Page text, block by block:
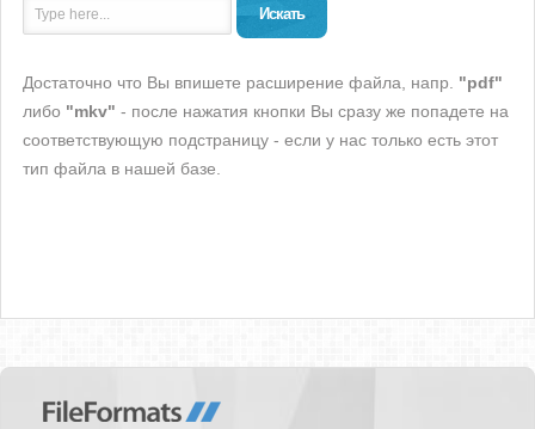
Искать
Достаточно что Вы впишете расширение файла, напр. "pdf"
либо "mkv" - после нажатия кнопки Вы сразу же попадете на
соответствующую подстраницу - если у нас только есть этот
тип файла в нашей базе.